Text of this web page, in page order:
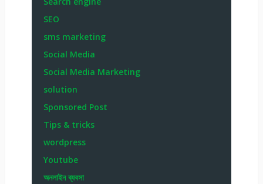
SEO
sms marketing
Social Media
Social Media Marketing
solution
Sponsored Post
Tips & tricks
wordpress
Youtube
অনলাইন ব্যবসা